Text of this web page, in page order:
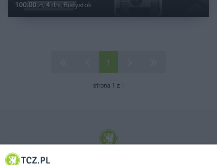
100.00 zł, 4dni, Białystok
1
strona 1 z 1
© 2001-2026 Tczew - TCZ.PL Sp. z o.o. Internetowy Serwis Informacyjny Miasta